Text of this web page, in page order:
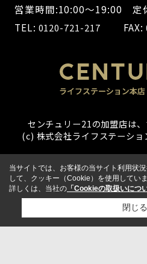
営業時間:10:00～19:00 定
TEL: 0120-721-217 FAX:
センチュリー21の加盟店は、
(c) 株式会社ライフステーシ
当サイトでは、お客様の当サイト利用状
して、クッキー（Cookie）を使用していま
詳しくは、当社の 「Cookieの取扱いにつ
閉じる